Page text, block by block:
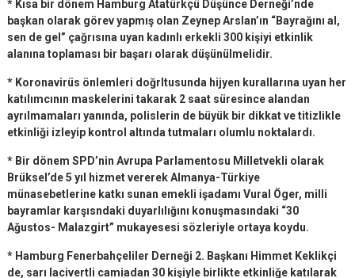
* Kısa bir dönem Hamburg Atatürkçü Düşünce Derneği’nde
başkan olarak görev yapmış olan Zeynep Arslan’ın “Bayrağını al,
sen de gel” çağrısına uyan kadınlı erkekli 300 kişiyi etkinlik
alanına toplaması bir başarı olarak düşünülmelidir.
* Koronavirüs önlemleri doğrltusunda hijyen kurallarına uyan her
katılımcının maskelerini takarak 2 saat süresince alandan
ayrılmamaları yanında, polislerin de büyük bir dikkat ve titizlikle
etkinliği izleyip kontrol altında tutmaları olumlu noktalardı.
* Bir dönem SPD’nin Avrupa Parlamentosu Milletvekli olarak
Brüksel’de 5 yıl hizmet vererek Almanya-Türkiye
münasebetlerine katkı sunan emekli işadamı Vural Öger, milli
bayramlar karşısndaki duyarlılığını konuşmasındaki “30
Ağustos- Malazgirt” mukayesesi sözleriyle ortaya koydu.
* Hamburg Fenerbahçeliler Derneği 2. Başkanı Himmet Keklikçi
de, sarı lacivertli camiadan 30 kişiyle birlikte etkinliğe katılarak